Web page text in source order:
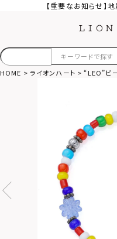
【重要なお知らせ】
HOME ライオンハート “LEO”ビ